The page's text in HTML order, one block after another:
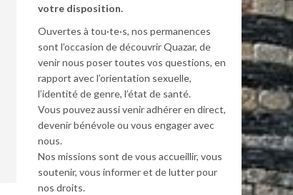
votre disposition.
Ouvertes à tou·te·s, nos permanences
sont l’occasion de découvrir Quazar, de
venir nous poser toutes vos questions, en
rapport avec l’orientation sexuelle,
l’identité de genre, l’état de santé.
Vous pouvez aussi venir adhérer en direct,
devenir bénévole ou vous engager avec
nous.
Nos missions sont de vous accueillir, vous
soutenir, vous informer et de lutter pour
nos droits.